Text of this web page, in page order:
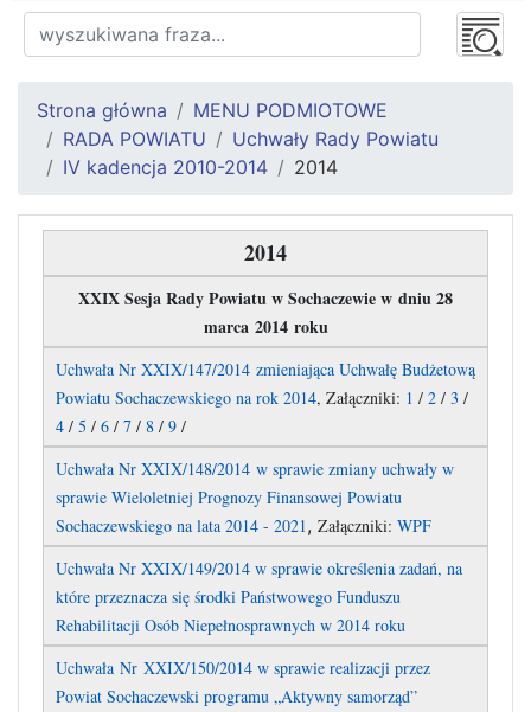
Strona główna
MENU PODMIOTOWE
RADA POWIATU
Uchwały Rady Powiatu
IV kadencja 2010-2014
2014
2014
XXIX Sesja Rady Powiatu w Sochaczewie w dniu 28
marca 2014 roku
Uchwała Nr XXIX/147/2014 zmieniająca Uchwałę Budżetową
Powiatu Sochaczewskiego na rok 2014, Załączniki: 1 / 2 / 3 /
4 / 5 / 6 / 7 / 8 / 9 /
Uchwała Nr XXIX/148/2014 w sprawie zmiany uchwały w
sprawie Wieloletniej Prognozy Finansowej Powiatu
Sochaczewskiego na lata 2014 - 2021, Załączniki: WPF
Uchwała Nr XXIX/149/2014 w sprawie określenia zadań, na
które przeznacza się środki Państwowego Funduszu
Rehabilitacji Osób Niepełnosprawnych w 2014 roku
Uchwała Nr XXIX/150/2014 w sprawie realizacji przez
Powiat Sochaczewski programu „Aktywny samorząd”